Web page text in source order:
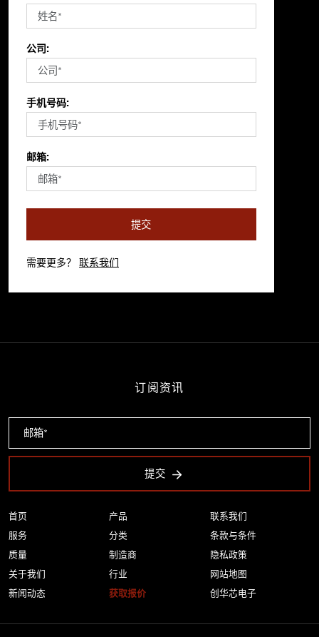
公司:
手机号码:
邮箱:
提交
需要更多？ 联系我们
首页
服务
质量
关于我们
新闻动态
产品
分类
制造商
行业
获取报价
联系我们
条款与条件
隐私政策
网站地图
创华芯电子
订阅资讯
提交